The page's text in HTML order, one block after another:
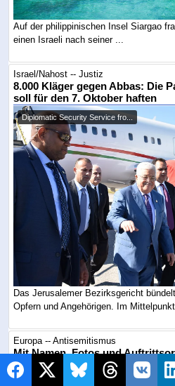
Auf der philippinischen Insel Siargao
einen Israeli nach seiner ...
Israel/Nahost -- Justiz
8.000 Kläger gegen Abbas: Die
soll für den 7. Oktober haften
Diplomatic Security Service fro...
Das Jerusalemer Bezirksgericht
Opfern und Angehörigen. Im Mittelpunkt
Europa -- Antisemitismus
Mit Namen, Fotos und
Flyer stellen Israelis an den